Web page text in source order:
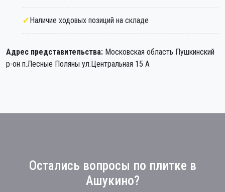
Наличие ходовых позиций на складе
Адрес представительства: Московская область Пушкинский
р-он п.Лесные Поляны ул.Центральная 15 А
Остались вопросы по плитке в
Ашукино?